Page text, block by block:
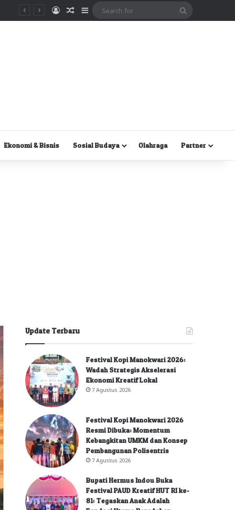
MasukRandom Article
Sidebar
Ekonomi & Bisnis Sosial Budaya Olahraga Partner
Update Terbaru
Festival Kopi Manokwari 2026:
Wadah Strategis Akselerasi
Ekonomi Kreatif Lokal
7 Agustus 2026
Festival Kopi Manokwari 2026
Resmi Dibuka: Momentum
Kebangkitan UMKM dan Konsep
Pembangunan Polisentris
7 Agustus 2026
Bupati Hermus Indou Buka
Festival PAUD Kreatif HUT RI ke-
81: Tegaskan Anak Adalah